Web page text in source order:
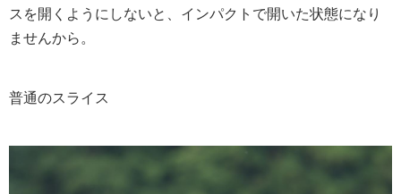
スを開くようにしないと、インパクトで開いた状態になり
ませんから。
普通のスライス